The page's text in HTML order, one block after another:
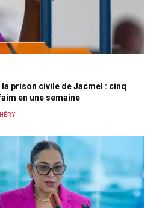
la prison civile de Jacmel : cinq
en une semaine